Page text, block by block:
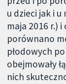
u dzieci jak i
maja 2016 r.)
porównano
płodowych
obejmowały
nich